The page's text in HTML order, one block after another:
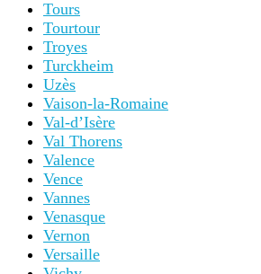
Tours
Tourtour
Troyes
Turckheim
Uzès
Vaison-la-Romaine
Val-d’Isère
Val Thorens
Valence
Vence
Vannes
Venasque
Vernon
Versaille